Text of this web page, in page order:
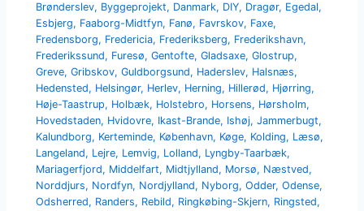
Brønderslev, Byggeprojekt, Danmark, DIY, Dragør, Egedal,
Esbjerg, Faaborg-Midtfyn, Fanø, Favrskov, Faxe,
Fredensborg, Fredericia, Frederiksberg, Frederikshavn,
Frederikssund, Furesø,Gentofte,Gladsaxe,Glostrup,
Greve,Gribskov,Guldborgsund, Haderslev, Halsnæs,
Hedensted, Helsingør, Herlev, Herning, Hillerød, Hjørring,
Høje-Taastrup, Holbæk, Holstebro, Horsens, Hørsholm,
Hovedstaden, Hvidovre, Ikast-Brande, Ishøj,Jammerbugt,
Kalundborg, Kerteminde, København, Køge, Kolding, Læsø,
Langeland, Lejre, Lemvig, Lolland, Lyngby-Taarbæk,
Mariagerfjord, Middelfart, Midtjylland, Morsø, Næstved,
Norddjurs, Nordfyn, Nordjylland, Nyborg,Odder,Odense,
Odsherred, Randers, Rebild, Ringkøbing-Skjern, Ringsted,